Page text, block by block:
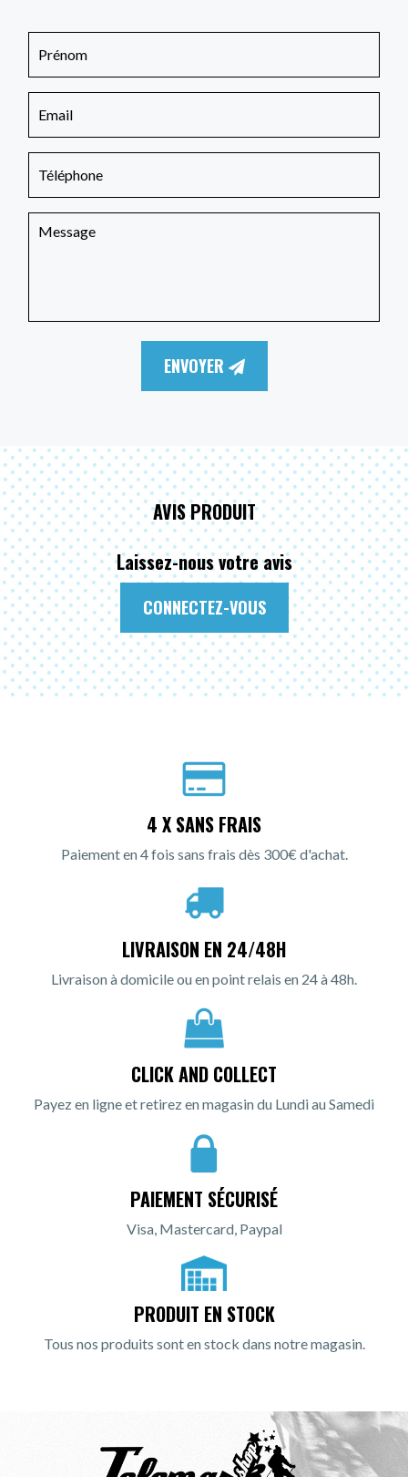
ENVOYER
AVIS PRODUIT
Laissez-nous votre avis
CONNECTEZ-VOUS
4 X SANS FRAIS
Paiement en 4 fois sans frais dès 300€ d'achat.
LIVRAISON EN 24/48H
Livraison à domicile ou en point relais en 24 à 48h.
CLICK AND COLLECT
Payez en ligne et retirez en magasin du Lundi au Samedi
PAIEMENT SÉCURISÉ
Visa, Mastercard, Paypal
PRODUIT EN STOCK
Tous nos produits sont en stock dans notre magasin.